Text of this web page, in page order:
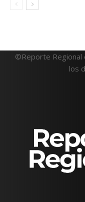
©Reporte Regional
los